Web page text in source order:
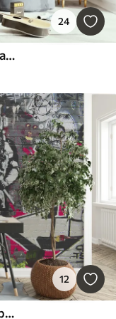
24
Fotótapéta Színes graffiti Basquiat stílusban
12
Fotótapéta Graffiti, művészet és betűtípus